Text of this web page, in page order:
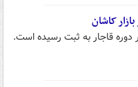
کاشان
دوره‌ قاجار به ثبت رسیده است.